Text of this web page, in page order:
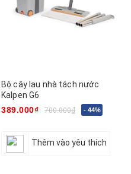
Bộ cây lau nhà tách nước
Kalpen G6
389.000₫
700.000₫ - 44%
Thêm vào yêu thích